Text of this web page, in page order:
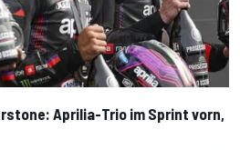
Aprilia-Trio im Sprint vorn,